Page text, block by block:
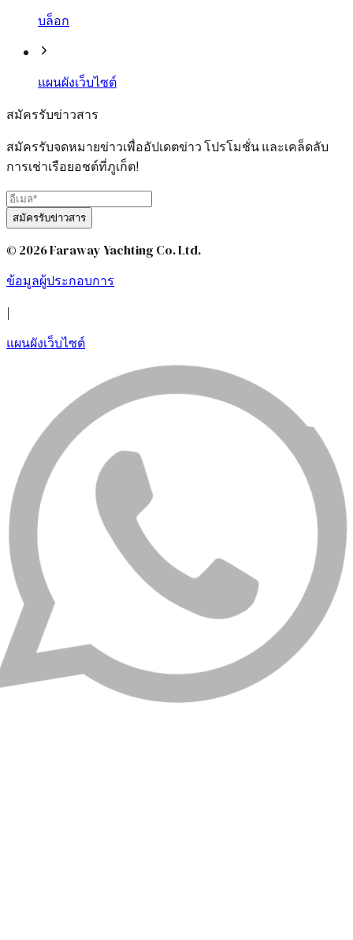
บล็อก
แผนผังเว็บไซต์
สมัครรับข่าวสาร
สมัครรับจดหมายข่าวเพื่ออัปเดตข่าว โปรโมชั่น และเคล็ดลับ
การเช่าเรือยอชต์ที่ภูเก็ต!
สมัครรับข่าวสาร
© 2026 Faraway Yachting Co. Ltd.
ข้อมูลผู้ประกอบการ
|
แผนผังเว็บไซต์